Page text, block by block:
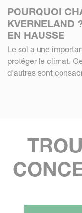
POURQUOI
KVERNELAND
EN HAUSSE
Le sol a une
protéger le climat.
d'autres sont